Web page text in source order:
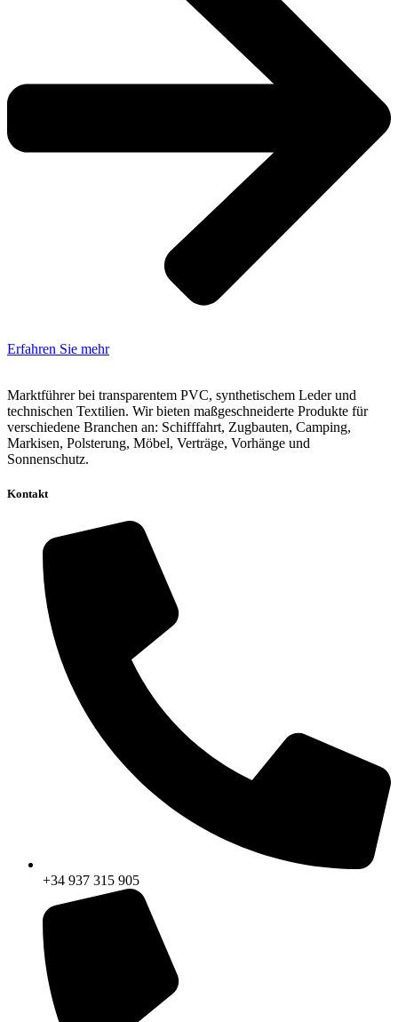
Erfahren Sie mehr
Marktführer bei transparentem PVC, synthetischem Leder und
technischen Textilien. Wir bieten maßgeschneiderte Produkte für
verschiedene Branchen an: Schifffahrt, Zugbauten, Camping,
Markisen, Polsterung, Möbel, Verträge, Vorhänge und
Sonnenschutz.
Kontakt
+34 937 315 905